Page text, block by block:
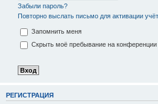
Забыли пароль?
Повторно выслать письмо для активации
Запомнить меня
Скрыть моё пребывание на конференции
РЕГИСТРАЦИЯ